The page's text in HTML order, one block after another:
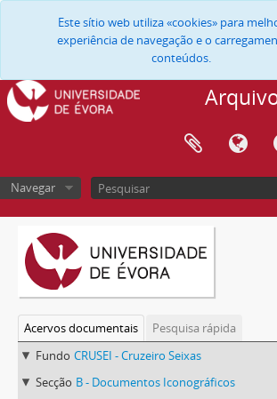
Este sítio web utiliza «cookies» para
experiência de navegação e o
conteúdos.
Navegar
Acervos documentais
Pesquisa rápida
Fundo CRUSEI - Cruzeiro Seixas
Secção B - Documentos Iconográficos